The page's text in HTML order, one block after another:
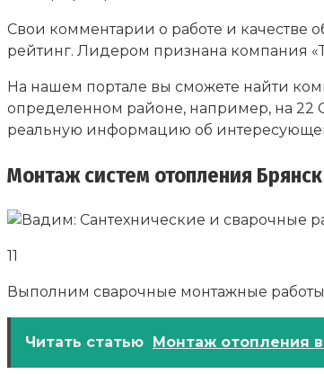
Свои комментарии о работе и качестве
рейтинг. Лидером признана компания
На нашем портале вы сможете найти
определенном районе, например, на 22
реальную информацию об
Монтаж систем отопления Брянск
11
Выполним сварочные монтажные работы,
Читать статью Монтаж отопления